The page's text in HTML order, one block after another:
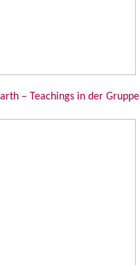
– Teachings in der Gruppe